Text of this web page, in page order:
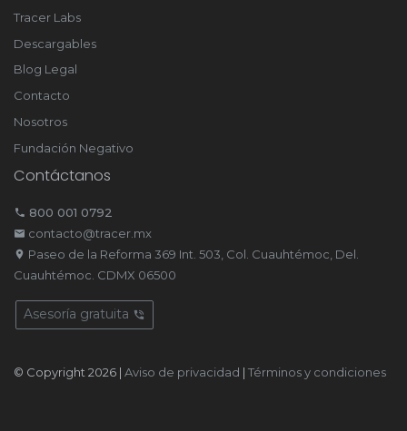
Tracer Labs
Descargables
Blog Legal
Contacto
Nosotros
Fundación Negativo
Contáctanos
800 001 0792
contacto@tracer.mx
Paseo de la Reforma 369 Int. 503, Col. Cuauhtémoc, Del.
Cuauhtémoc. CDMX 06500
Asesoría gratuita
© Copyright 2026 | Aviso de privacidad | Términos y condiciones